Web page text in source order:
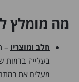
מה מומלץ
חלב ומוצריו –
בעלייה ברמות
מעלים את רמתם